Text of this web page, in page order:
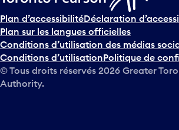
Plan d’accessibilitéDéclaration
Plan sur les langues officielles
Conditions d’utilisation des médias
Conditions d’utilisationPolitique de
© Tous droits réservés 2026 Greater
Authority.